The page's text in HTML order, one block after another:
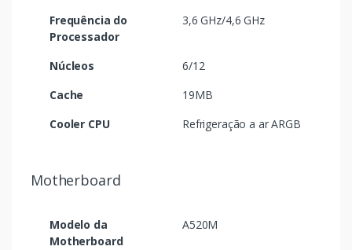
Frequência do
Processador
3,6 GHz/4,6 GHz
Núcleos
6/12
Cache
19MB
Cooler CPU
Refrigeração a ar ARGB
Motherboard
Modelo da
Motherboard
A520M